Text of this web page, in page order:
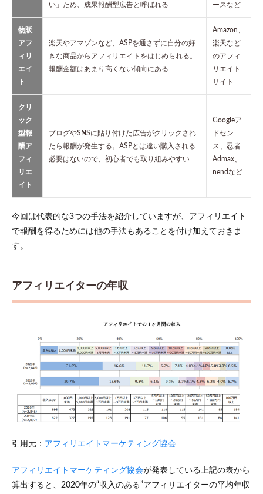
エイ
ター
にな
は
する
6
アフ
ィリ
エイ
酬を
得る
7
め
い」ため、成果報酬型広告と呼ばれる
ースなど
物販
アフ
ィリ
エイ
ト
楽天やアマゾンなど、ASPを通さずに自分の好
きな商品からアフィリエイトをはじめられる。
報酬金額はあまり高くない傾向にある
Amazon、
楽天など
のアフィ
リエイト
サイト
クリ
ック
型報
酬ア
フィ
リエ
イト
ブログやSNSに貼り付けた広告がクリックされ
たら報酬が発生する。ASPとは違い購入される
必要はないので、初心者でも取り組みやすい
Googleア
ドセン
ス、忍者
Admax、
nendなど
今回は代表的な3つの手法を紹介していますが、アフィリエイト
で報酬を得るためには他の手法もあることを付け加えておきま
す。
アフィリエイターの年収
引用元： アフィリエイトマーケティング協会
アフィリエイトマーケティング協会が発表している上記の表から
算出すると、2020年の“収入のある”アフィリエイターの平均年収